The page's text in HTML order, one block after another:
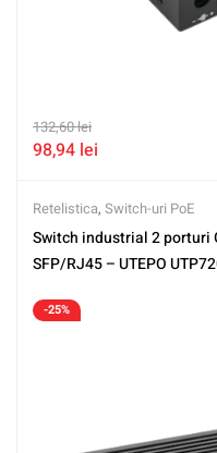
132,60lei
98,94 lei
Retelistica, Switch-uri PoE
Switch industrial 2 porturi
SFP/RJ45 – UTEPO
-25%